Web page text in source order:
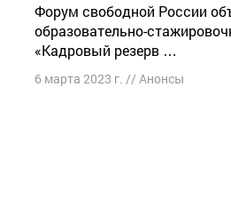
Форум свободной России объявляет набор на
образовательно-
«Кадровый резерв …
6 марта 2023 г. // Анонсы